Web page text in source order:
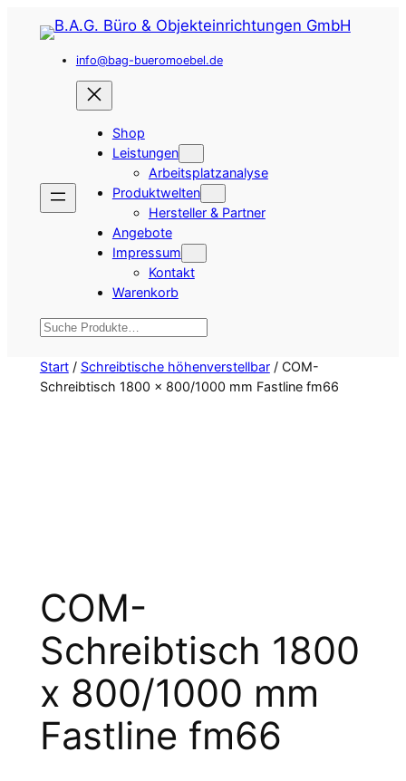
Inhalt
springen
info@bag-bueromoebel.de
Shop
Leistungen
Arbeitsplatzanalyse
Produktwelten
Hersteller & Partner
Angebote
Impressum
Kontakt
Warenkorb
Suchen
Start/ Schreibtische höhenverstellbar/ COM-
Schreibtisch 1800 x 800/1000 mm Fastline fm66
COM-
Schreibtisch 1800
x 800/1000 mm
Fastline fm66